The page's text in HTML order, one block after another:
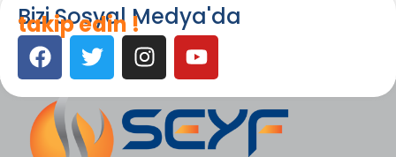
Bizi Sosyal Medya'da
takip edin !